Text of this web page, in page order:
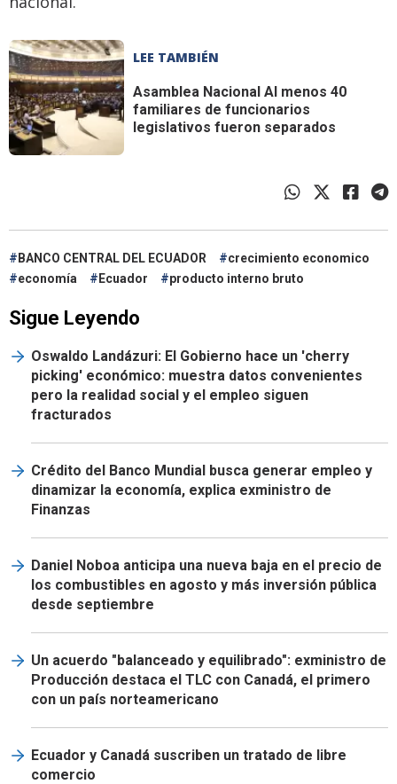
LEE TAMBIÉN
Asamblea Nacional Al menos 40
familiares de funcionarios
legislativos fueron separados
BANCO CENTRAL DEL ECUADOR
crecimiento economico
economía
Ecuador producto interno bruto
Sigue Leyendo
Oswaldo Landázuri: El Gobierno hace un 'cherry
picking' económico: muestra datos convenientes
pero la realidad social y el empleo siguen
fracturados
Crédito del Banco Mundial busca generar empleo y
dinamizar la economía, explica exministro de
Finanzas
Daniel Noboa anticipa una nueva baja en el precio de
los combustibles en agosto y más inversión pública
desde septiembre
Un acuerdo "balanceado y equilibrado": exministro de
Producción destaca el TLC con Canadá, el primero
con un país norteamericano
Ecuador y Canadá suscriben un tratado de libre
comercio